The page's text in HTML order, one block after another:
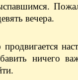
вечера.
ничего